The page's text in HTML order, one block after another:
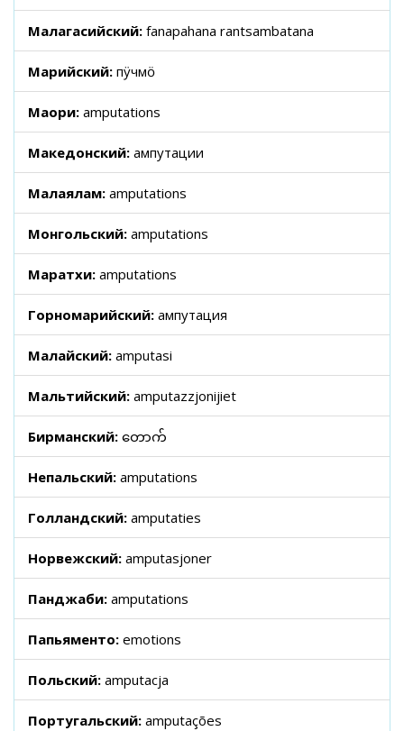
Малагасийский: fanapahana rantsambatana
Марийский: пӱчмӧ
Маори: amputations
Македонский: ампутации
Малаялам: amputations
Монгольский: amputations
Маратхи: amputations
Горномарийский: ампутация
Малайский: amputasi
Мальтийский: amputazzjonijiet
Бирманский: တောက်
Непальский: amputations
Голландский: amputaties
Норвежский: amputasjoner
Панджаби: amputations
Папьяменто: emotions
Польский: amputacja
Португальский: amputações